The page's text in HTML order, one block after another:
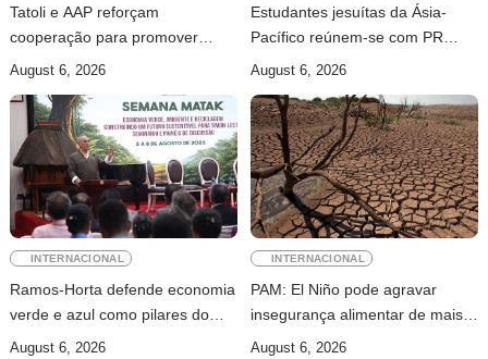
Tatoli e AAP reforçam
cooperação para promover
jornalismo profissional em
August 6, 2026
Estudantes jesuítas da Ásia-
Pacífico reúnem-se com PR
para conhecer processo de paz
August 6, 2026
INTERNACIONAL
Ramos-Horta defende economia
verde e azul como pilares do
desenvolvimento sustentável de
August 6, 2026
INTERNACIONAL
PAM: El Niño pode agravar
insegurança alimentar de mais
49 milhões de pessoas até 2027
August 6, 2026